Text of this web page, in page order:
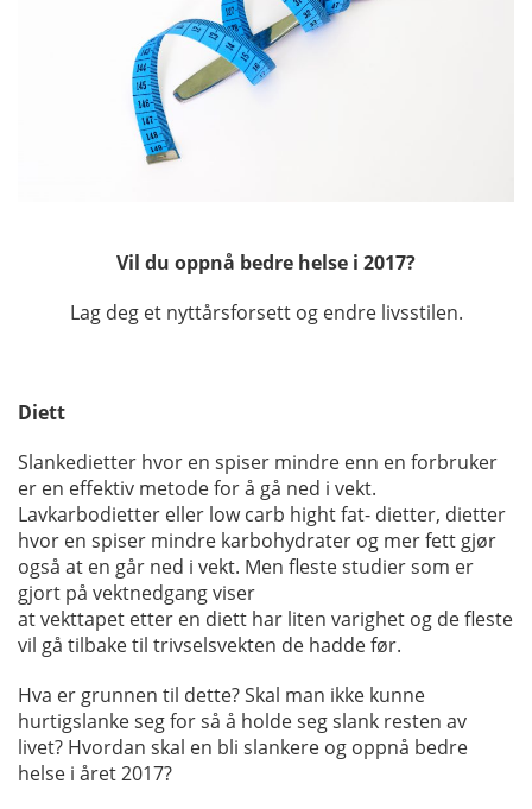
Vil du oppnå bedre helse i 2017?
Lag deg et nyttårsforsett og endre livsstilen.
Diett
Slankedietter hvor en spiser mindre enn en forbruker
er en effektiv metode for å gå ned i vekt.
Lavkarbodietter eller low carb hight fat- dietter, dietter
hvor en spiser mindre karbohydrater og mer fett gjør
også at en går ned i vekt. Men fleste studier som er
gjort på vektnedgang viser
at vekttapet etter en diett har liten varighet og de fleste
vil gå tilbake til trivselsvekten de hadde før.
Hva er grunnen til dette? Skal man ikke kunne
hurtigslanke seg for så å holde seg slank resten av
livet? Hvordan skal en bli slankere og oppnå bedre
helse i året 2017?